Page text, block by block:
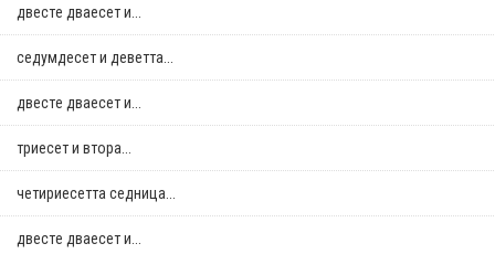
двестe дваесет и...
седумдесет и деветта...
двестe дваесет и...
триесет и втора...
четириесетта седница...
двестe дваесет и...